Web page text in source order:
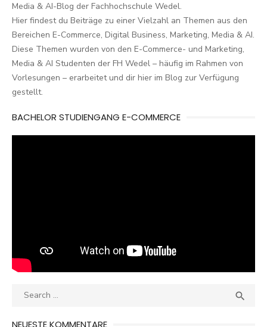
Media & AI-Blog der Fachhochschule Wedel.
Hier findest du Beiträge zu einer Vielzahl an Themen aus den
Bereichen E-Commerce, Digital Business, Marketing, Media & AI.
Diese Themen wurden von den E-Commerce- und Marketing,
Media & AI Studenten der FH Wedel – häufig im Rahmen von
Vorlesungen – erarbeitet und dir hier im Blog zur Verfügung
gestellt.
BACHELOR STUDIENGANG E-COMMERCE
Search

NEUESTE KOMMENTARE